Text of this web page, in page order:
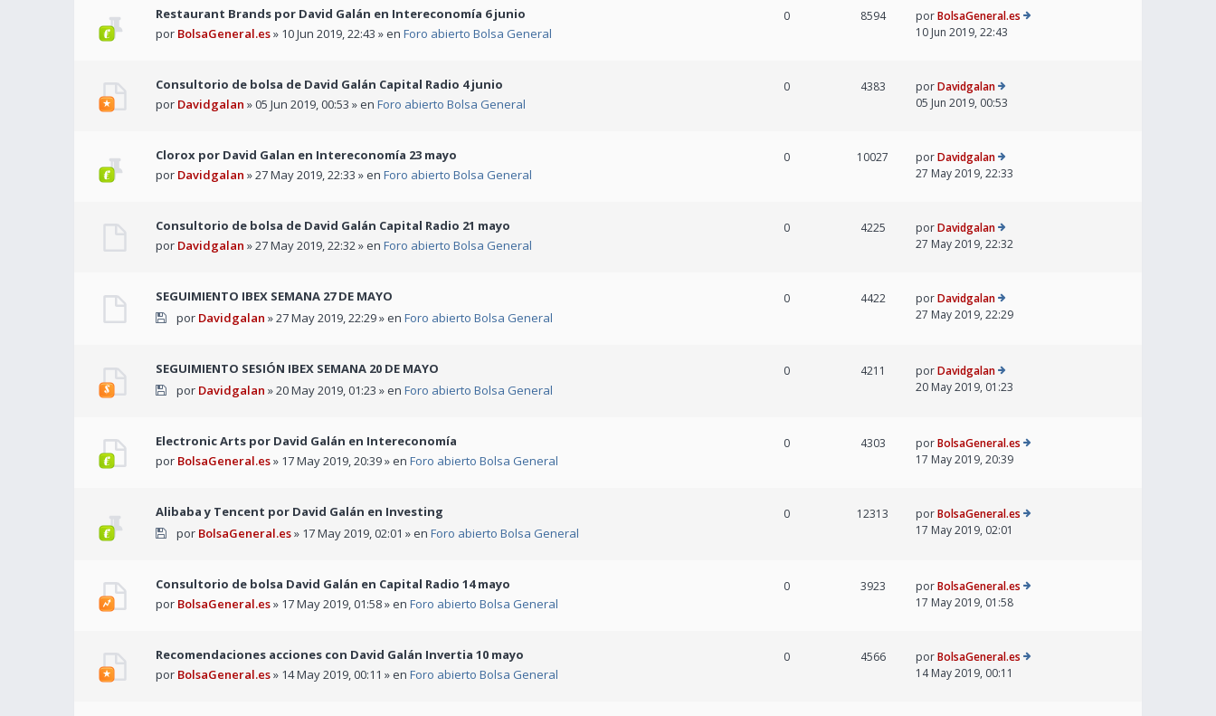
Restaurant Brands por David Galán en Intereconomía 6 junio
por BolsaGeneral.es» 10 Jun 2019, 22:43 » en Foro abierto Bolsa General
0 8594 porBolsaGeneral.es
10 Jun 2019, 22:43
Consultorio de bolsa de David Galán Capital Radio 4 junio
por Davidgalan » 05 Jun 2019, 00:53 » en Foro abierto Bolsa General
0 4383 porDavidgalan
05 Jun 2019, 00:53
Clorox por David Galan en Intereconomía 23 mayo
por Davidgalan » 27 May 2019, 22:33 » en Foro abierto Bolsa General
0 10027 porDavidgalan
27 May 2019, 22:33
Consultorio de bolsa de David Galán Capital Radio 21 mayo
por Davidgalan » 27 May 2019, 22:32 » en Foro abierto Bolsa General
0 4225 porDavidgalan
27 May 2019, 22:32
SEGUIMIENTO IBEX SEMANA 27 DE MAYO
por Davidgalan » 27 May 2019, 22:29 » en Foro abierto Bolsa General
0 4422 porDavidgalan
27 May 2019, 22:29
SEGUIMIENTO SESIÓN IBEX SEMANA 20 DE MAYO
por Davidgalan » 20 May 2019, 01:23 » en Foro abierto Bolsa General
0 4211 porDavidgalan
20 May 2019, 01:23
Electronic Arts por David Galán en Intereconomía
por BolsaGeneral.es» 17 May 2019, 20:39 » en Foro abierto Bolsa General
0 4303 porBolsaGeneral.es
17 May 2019, 20:39
Alibaba y Tencent por David Galán en Investing
por BolsaGeneral.es» 17 May 2019, 02:01 » en Foro abierto Bolsa General
0 12313 porBolsaGeneral.es
17 May 2019, 02:01
Consultorio de bolsa David Galán en Capital Radio 14 mayo
por BolsaGeneral.es» 17 May 2019, 01:58 » en Foro abierto Bolsa General
0 3923 porBolsaGeneral.es
17 May 2019, 01:58
Recomendaciones acciones con David Galán Invertia 10 mayo
por BolsaGeneral.es» 14 May 2019, 00:11 » en Foro abierto Bolsa General
0 4566 porBolsaGeneral.es
14 May 2019, 00:11